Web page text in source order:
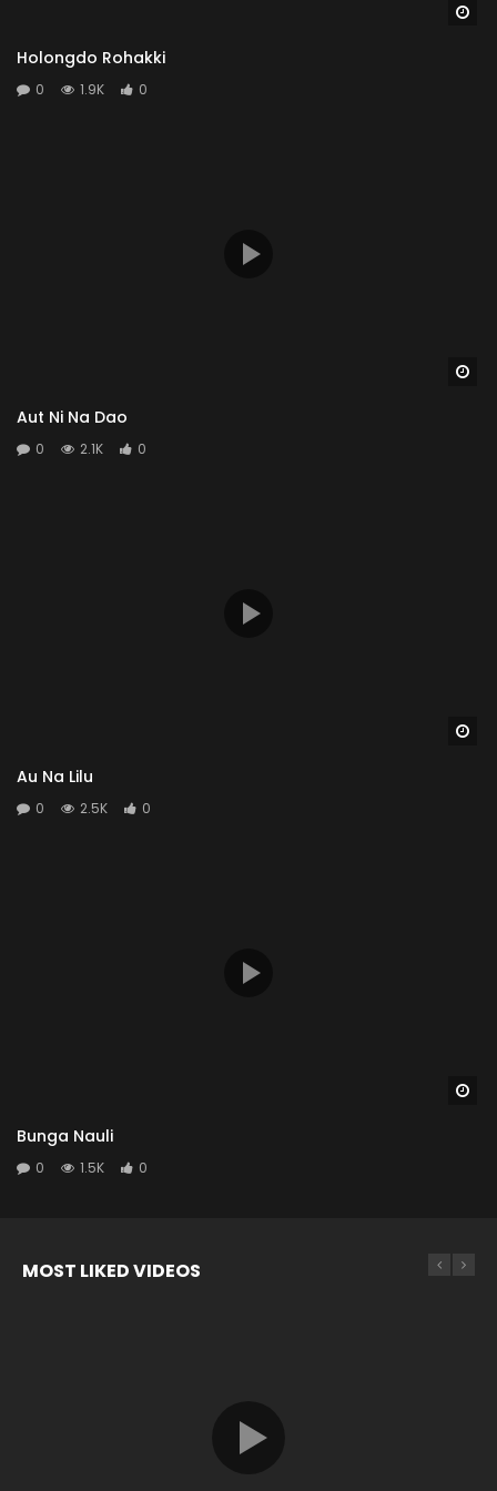
Holongdo Rohakki
0 1.9K 0
Aut Ni Na Dao
0 2.1K 0
Au Na Lilu
0 2.5K 0
Bunga Nauli
0 1.5K 0
MOST LIKED VIDEOS